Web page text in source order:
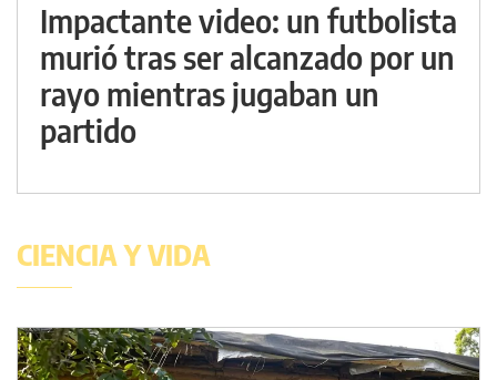
Impactante video: un futbolista
murió tras ser alcanzado por un
rayo mientras jugaban un
partido
CIENCIA Y VIDA